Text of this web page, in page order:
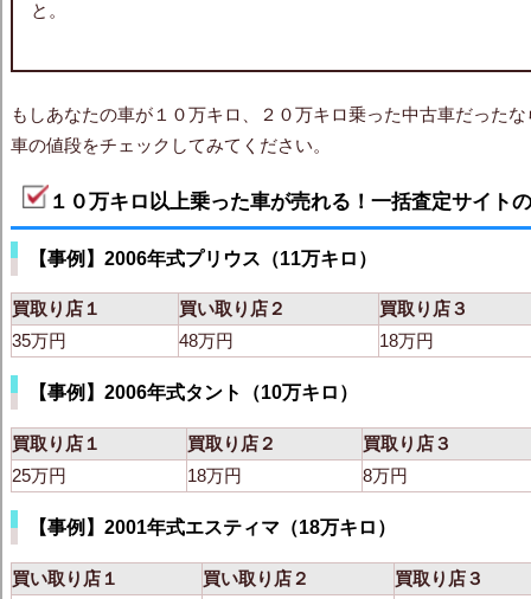
と。
もしあなたの車が１０万キロ、２０万キロ乗った中古車だった
車の値段をチェックしてみてください。
１０万キロ以上乗った車が売れる！一括査定サイト
【事例】2006年式プリウス（11万キロ）
買取り店１ 買い取り店２
買取り店３
35万円
48万円 18万円
【事例】2006年式タント（10万キロ）
買取り店１ 買取り店２
買取り店３
25万円
18万円 8万円
【事例】2001年式エスティマ（18万キロ）
買い取り店１ 買い取り店２
買取り店３